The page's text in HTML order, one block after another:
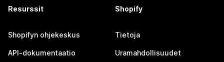
Resurssit
Shopifyn ohjekeskus
API-dokumentaatio
Shopify
Tietoja
Uramahdollisuudet